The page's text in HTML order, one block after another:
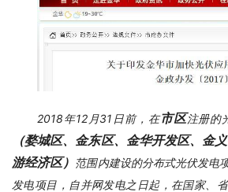
2018年12月31日前，在市区注册的
（婺城区、金东区、金华开发区、金
游经济区） 范围内建设的分布式光伏发电
发电项目，自并网发电之日起，在国家、